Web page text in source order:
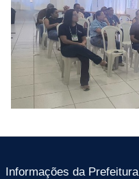
Informações da Prefeitura